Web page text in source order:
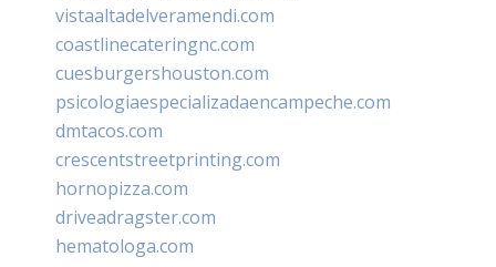
vistaaltadelveramendi.com
coastlinecateringnc.com
cuesburgershouston.com
psicologiaespecializadaencampeche.com
dmtacos.com
crescentstreetprinting.com
hornopizza.com
driveadragster.com
hematologa.com